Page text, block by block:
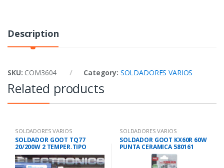
Description
SKU: COM3604 Category: SOLDADORES VARIOS
Related products
SOLDADORES VARIOS
SOLDADOR GOOT TQ77
20/200W 2 TEMPER.TIPO
PISTOLA
SOLDADORES VARIOS
SOLDADOR GOOT KX60R 60W
PUNTA CERAMICA 580161